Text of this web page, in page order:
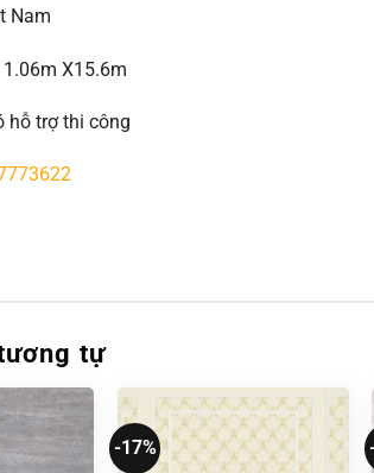
Nam
X15.6m
hỗ trợ thi công
tự
-17%